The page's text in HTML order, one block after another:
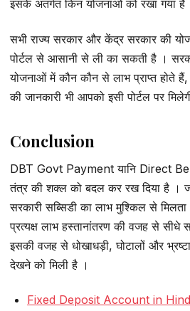
इसके अंतर्गत किन योजनाओं को रखा गया है
सभी राज्य सरकार और केंद्र सरकार की
पोर्टल से आसानी से ली का सकती है । सरकार
योजनाओं में कौन कौन से लाभ प्राप्त होते
की जानकारी भी आपको इसी पोर्टल पर
Conclusion
DBT Govt Payment यानि Direct
तंत्र की शक्ल को बदल कर रख दिया है ।
सरकारी सब्सिडी का लाभ मुश्किल से
प्रत्यक्ष लाभ हस्तानांतरण की वजह से सीधे
इसकी वजह से धोखाधड़ी, घोटालों और
देखने को मिली है ।
Fixed Deposit Account in